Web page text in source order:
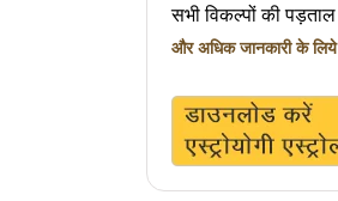
सभी विकल्पों की
और अधिक जानकारी के लिये